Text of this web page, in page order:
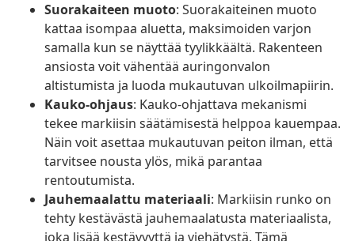
Suorakaiteen muoto: Suorakaiteinen muoto
kattaa isompaa aluetta, maksimoiden varjon
samalla kun se näyttää tyylikkäältä. Rakenteen
ansiosta voit vähentää auringonvalon
altistumista ja luoda mukautuvan ulkoilmapiirin.
Kauko-ohjaus: Kauko-ohjattava mekanismi
tekee markiisin säätämisestä helppoa kauempaa.
Näin voit asettaa mukautuvan peiton ilman, että
tarvitsee nousta ylös, mikä parantaa
rentoutumista.
Jauhemaalattu materiaali: Markiisin runko on
tehty kestävästä jauhemaalatusta materiaalista,
joka lisää kestävyyttä ja viehätystä. Tämä